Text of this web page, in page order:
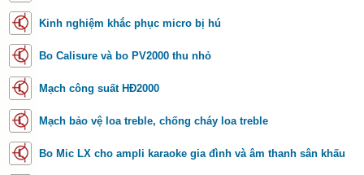
Kinh nghiệm khắc phục micro bị hú
Bo Calisure và bo PV2000 thu nhỏ
Mạch công suất HĐ2000
Mạch bảo vệ loa treble, chống cháy loa treble
Bo Mic LX cho ampli karaoke gia đình và âm thanh sân khấu